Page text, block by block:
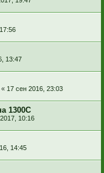
13:47
« 17 сен 2016, 23:03
1300С
10:16
14:45